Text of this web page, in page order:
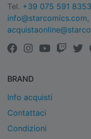
Tel. +39 075 591 8353
info@starcomics.com
BRAND
Info acquisti
Contattaci
Condizioni